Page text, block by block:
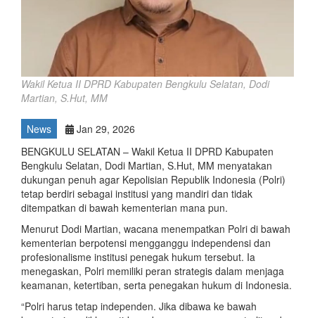
Wakil Ketua II DPRD Kabupaten Bengkulu Selatan, Dodi
Martian, S.Hut, MM
News
Jan 29, 2026
BENGKULU SELATAN – Wakil Ketua II DPRD Kabupaten
Bengkulu Selatan, Dodi Martian, S.Hut, MM menyatakan
dukungan penuh agar Kepolisian Republik Indonesia (Polri)
tetap berdiri sebagai institusi yang mandiri dan tidak
ditempatkan di bawah kementerian mana pun.
Menurut Dodi Martian, wacana menempatkan Polri di bawah
kementerian berpotensi mengganggu independensi dan
profesionalisme institusi penegak hukum tersebut. Ia
menegaskan, Polri memiliki peran strategis dalam menjaga
keamanan, ketertiban, serta penegakan hukum di Indonesia.
“Polri harus tetap independen. Jika dibawa ke bawah